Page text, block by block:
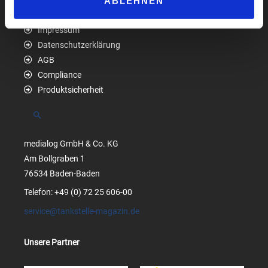
Impressum
Datenschutzerklärung
AGB
Compliance
Produktsicherheit
Suchen
medialog GmbH & Co. KG
Am Bollgraben 1
76534 Baden-Baden
Telefon: +49 (0) 72 25 606-00
service@tankstelle-magazin.de
Unsere Partner